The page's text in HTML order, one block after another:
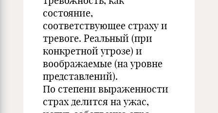
состояние,
соответствующее страху и
тревоге. Реальный (при
конкретной угрозе) и
воображаемые (на уровне
представлений).
По степени выраженности
страх делится на ужас,